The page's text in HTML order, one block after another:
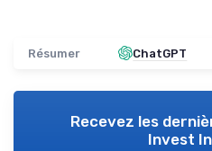
Résumer ChatGPT
Recevez les
Invest